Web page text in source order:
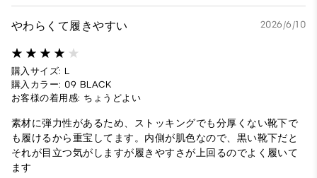
やわらくて履きやすい 2026/6/10
購入サイズ: L
購入カラー: 09 BLACK
お客様の着用感: ちょうどよい
素材に弾力性があるため、ストッキングでも分厚くない靴下で
も履けるから重宝してます。内側が肌色なので、黒い靴下だと
それが目立つ気がしますが履きやすさが上回るのでよく履いて
ます